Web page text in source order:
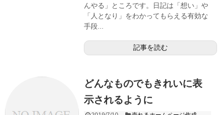
んやる」ところです。日記は「想い」や
「人となり」をわかってもらえる有効な
手段...
記事を読む
どんなものでもきれいに表
示されるように